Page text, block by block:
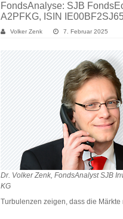
FondsAnalyse: SJB
A2PFKG, ISIN
Volker Zenk 7. Februar 2025
Dr. Volker Zenk, FondsAnalyst SJB
KG
Turbulenzen zeigen, dass die